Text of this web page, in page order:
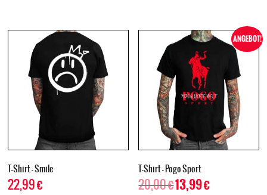
T-Shirt – Smile
22,99€
ANGEBOT!
T-Shirt – Pogo Sport
20,00€13,99€